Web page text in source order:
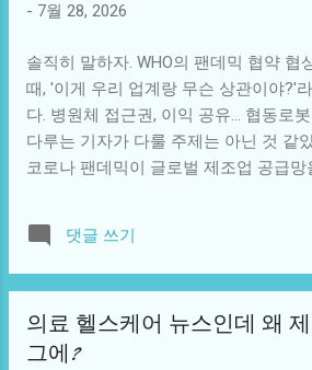
이 지출하던 인도적·보건 원조 수준에
한 수요와 안정적인 자금 흐름을 전제로
가 줄면 제약사와 의료기기 제조사들
거나 유보한다. 그 여파는 고스란히 제
어진다. 실제로 작년 하반기부터 유럽과
제조 설비 프로젝트가 '무기한 연기' 상
격은 미국 내수 시장에서 나타나고 있
연방 보조금을 삭감하면서 의료보험을
다. NYT 분석을 보면, 병원 응급실을 찾
입장에서는 미수금이 쌓인다는 얘기다
병원들은 설비투자를 미룬다. 수술 로봇
- 7월 28, 2026
솔직히 말하자. WHO의 팬데믹 협약 협
때, '이게 우리 업계랑 무슨 상관이야?'
다. 병원체 접근권, 이익 공유... 협동로
다루는 기자가 다룰 주제는 아닌 것 같
코로나 팬데믹이 글로벌 제조업 공급
들은 2026년 7월 20일 기준으로 여전히
공유(PABS) 부속서 협상을 이어가고
믹 대응의 속도와 형평성을 좌우할 핵
PABS 부속서 협상을 계속하기로 합의
아직 합의점을 찾지 못했다는 뜻이다.
댓글 쓰기
의료 헬스케어 뉴스인데 왜
그에?